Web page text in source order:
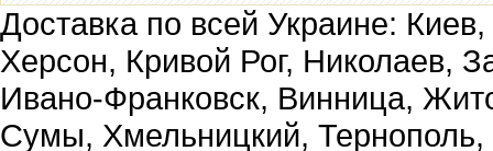
Доставка по всей Украине:
Херсон, Кривой Рог, Николаев,
Ивано-Франковск, Винница,
Сумы, Хмельницкий, Тернополь,